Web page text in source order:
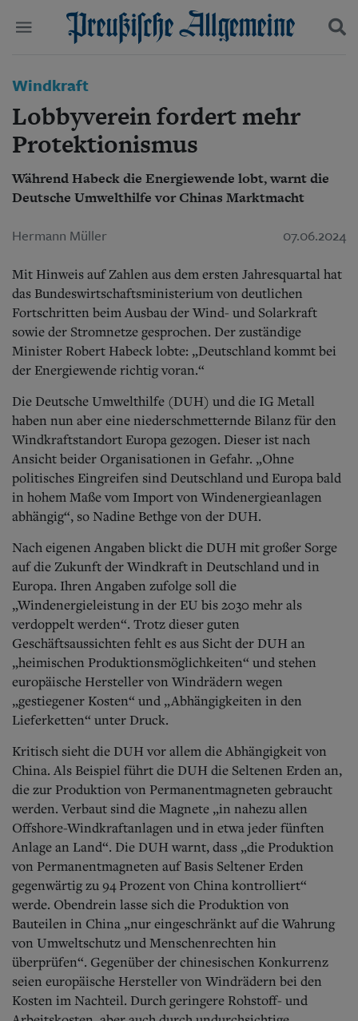
Start
Wer wir sind
Aktuelle Ausgabe
Abonnenten-Login
Abonnent werden
Abo Prämien
Archiv
Mediadaten
Wirtschaft
Panorama
Gesellschaft
Leben
Geschichte
Ostpreußen
Danzig und Westpreußen
Bücher
Kontakt
Impressum
Datenschutz
Suchen und finden
Windkraft
Lobbyverein fordert mehr
Protektionismus
Während Habeck die Energiewende lobt, warnt die
Deutsche Umwelthilfe vor Chinas Marktmacht
Hermann Müller 07.06.2024
Mit Hinweis auf Zahlen aus dem ersten Jahresquartal hat
das Bundeswirtschaftsministerium von deutlichen
Fortschritten beim Ausbau der Wind- und Solarkraft
sowie der Stromnetze gesprochen. Der zuständige
Minister Robert Habeck lobte: „Deutschland kommt bei
der Energiewende richtig voran.“
Die Deutsche Umwelthilfe (DUH) und die IG Metall
haben nun aber eine niederschmetternde Bilanz für den
Windkraftstandort Europa gezogen. Dieser ist nach
Ansicht beider Organisationen in Gefahr. „Ohne
politisches Eingreifen sind Deutschland und Europa bald
in hohem Maße vom Import von Windenergieanlagen
abhängig“, so Nadine Bethge von der DUH.
Nach eigenen Angaben blickt die DUH mit großer Sorge
auf die Zukunft der Windkraft in Deutschland und in
Europa. Ihren Angaben zufolge soll die
„Windenergieleistung in der EU bis 2030 mehr als
verdoppelt werden“. Trotz dieser guten
Geschäftsaussichten fehlt es aus Sicht der DUH an
„heimischen Produktionsmöglichkeiten“ und stehen
europäische Hersteller von Windrädern wegen
„gestiegener Kosten“ und „Abhängigkeiten in den
Lieferketten“ unter Druck.
Kritisch sieht die DUH vor allem die Abhängigkeit von
China. Als Beispiel führt die DUH die Seltenen Erden an,
die zur Produktion von Permanentmagneten gebraucht
werden. Verbaut sind die Magnete „in nahezu allen
Offshore-Windkraftanlagen und in etwa jeder fünften
Anlage an Land“. Die DUH warnt, dass „die Produktion
von Permanentmagneten auf Basis Seltener Erden
gegenwärtig zu 94 Prozent von China kontrolliert“
werde. Obendrein lasse sich die Produktion von
Bauteilen in China „nur eingeschränkt auf die Wahrung
von Umweltschutz und Menschenrechten hin
überprüfen“. Gegenüber der chinesischen Konkurrenz
seien europäische Hersteller von Windrädern bei den
Kosten im Nachteil. Durch geringere Rohstoff- und